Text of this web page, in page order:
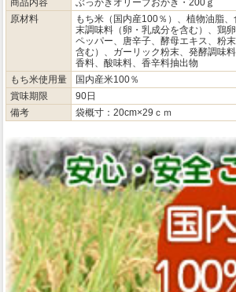
原材料
もち米（国内産100％）、植物油脂
末調味料（卵・乳成分を含む）、鶏
ペッパー、唐辛子、酵母エキス、粉
含む）、ガーリック粉末、発酵調味
香料、酸味料、香辛料抽出物
もち米使用量
国内産米100％
賞味期限
90日
備考
袋概寸：20cm×29ｃｍ